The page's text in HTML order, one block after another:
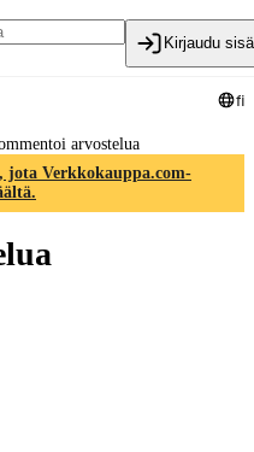
Kirjaudu
fi
arvostelua
jota Verkkokauppa.com-